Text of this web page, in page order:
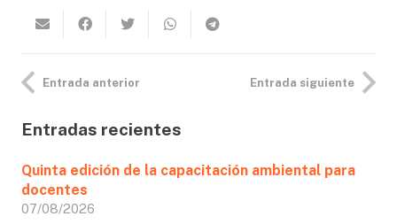
Entrada anterior Entrada siguiente
Entradas recientes
Quinta edición de la capacitación ambiental para
docentes
07/08/2026